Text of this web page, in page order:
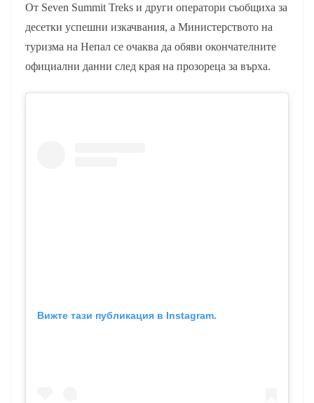
От Seven Summit Treks и други оператори съобщиха за
десетки успешни изкачвания, а Министерството на
туризма на Непал се очаква да обяви окончателните
официални данни след края на прозореца за върха.
Вижте тази публикация в Instagram.